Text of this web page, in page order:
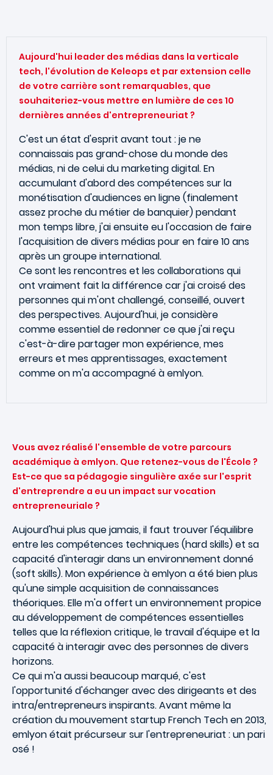
Aujourd'hui leader des médias dans la verticale
tech, l'évolution de Keleops et par extension celle
de votre carrière sont remarquables, que
souhaiteriez-vous mettre en lumière de ces 10
dernières années d'entrepreneuriat ?
C'est un état d'esprit avant tout : je ne
connaissais pas grand-chose du monde des
médias, ni de celui du marketing digital. En
accumulant d'abord des compétences sur la
monétisation d'audiences en ligne (finalement
assez proche du métier de banquier) pendant
mon temps libre, j'ai ensuite eu l'occasion de faire
l'acquisition de divers médias pour en faire 10 ans
après un groupe international.
Ce sont les rencontres et les collaborations qui
ont vraiment fait la différence car j'ai croisé des
personnes qui m'ont challengé, conseillé, ouvert
des perspectives. Aujourd'hui, je considère
comme essentiel de redonner ce que j'ai reçu
c'est-à-dire partager mon expérience, mes
erreurs et mes apprentissages, exactement
comme on m'a accompagné à emlyon.
Vous avez réalisé l'ensemble de votre parcours
académique à emlyon. Que retenez-vous de l'École ?
Est-ce que sa pédagogie singulière axée sur l'esprit
d'entreprendre a eu un impact sur vocation
entrepreneuriale ?
Aujourd'hui plus que jamais, il faut trouver l'équilibre
entre les compétences techniques (hard skills) et sa
capacité d'interagir dans un environnement donné
(soft skills). Mon expérience à emlyon a été bien plus
qu'une simple acquisition de connaissances
théoriques. Elle m'a offert un environnement propice
au développement de compétences essentielles
telles que la réflexion critique, le travail d'équipe et la
capacité à interagir avec des personnes de divers
horizons.
Ce qui m'a aussi beaucoup marqué, c'est
l'opportunité d'échanger avec des dirigeants et des
intra/entrepreneurs inspirants. Avant même la
création du mouvement startup French Tech en 2013,
emlyon était précurseur sur l'entrepreneuriat : un pari
osé !